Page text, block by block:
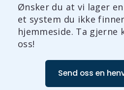
Ønsker du at vi lager
et system du ikke
hjemmeside. Ta gjerne
oss!
Send oss en